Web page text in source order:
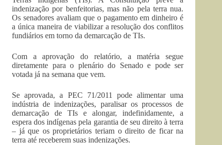
indenização por benfeitorias, mas não pela terra nua.
Os senadores avaliam que o pagamento em dinheiro é
a única maneira de viabilizar a resolução dos conflitos
fundiários em torno da demarcação de TIs.
Com a aprovação do relatório, a matéria segue
diretamente para o plenário do Senado e pode ser
votada já na semana que vem.
Se aprovada, a PEC 71/2011 pode alimentar uma
indústria de indenizações, paralisar os processos de
demarcação de TIs e alongar, indefinidamente, a
espera dos indígenas pela garantia de seu direito à terra
– já que os proprietários teriam o direito de ficar na
terra até receberem suas indenizações.